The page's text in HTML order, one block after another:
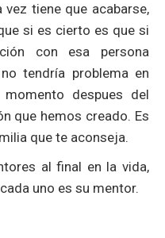
tiene que acabarse,
si es cierto es que si
con esa persona
tendría problema en
despues del
que hemos creado. Es
que te aconseja.
al final en la vida,
uno es su mentor.